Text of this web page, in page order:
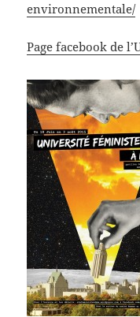
environnementale/
Page facebook de